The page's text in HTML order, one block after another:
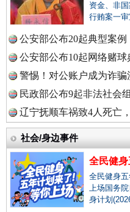
中国
中国
中国
中国
春天里的科技
资金、非国
行贿案一
公安部公布20起典型案例
公安部公布10起网络赌球
警惕！对公账户成为诈骗
民政部公布9起非法社会
辽宁抚顺车祸致4人死亡
社会/身边事件
全民健
全民健身
上场国务
身计划